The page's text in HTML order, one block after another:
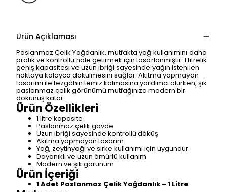
Ürün Açıklaması
Paslanmaz Çelik Yağdanlık, mutfakta yağ kullanımını daha
pratik ve kontrollü hale getirmek için tasarlanmıştır. 1 litrelik
geniş kapasitesi ve uzun ibriği sayesinde yağın istenilen
noktaya kolayca dökülmesini sağlar. Akıtma yapmayan
tasarımı ile tezgâhın temiz kalmasına yardımcı olurken, şık
paslanmaz çelik görünümü mutfağınıza modern bir
dokunuş katar.
Ürün Özellikleri
1 litre kapasite
Paslanmaz çelik gövde
Uzun ibriği sayesinde kontrollü döküş
Akıtma yapmayan tasarım
Yağ, zeytinyağı ve sirke kullanımı için uygundur
Dayanıklı ve uzun ömürlü kullanım
Modern ve şık görünüm
Ürün İçeriği
1 Adet Paslanmaz Çelik Yağdanlık – 1 Litre